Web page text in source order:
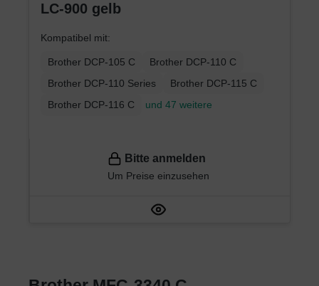
LC-900 gelb
Kompatibel mit:
Brother DCP-105 C
Brother DCP-110 C
Brother DCP-110 Series
Brother DCP-115 C
Brother DCP-116 C
und 47 weitere
Bitte anmelden
Um Preise einzusehen